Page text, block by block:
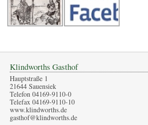
Klindworths Gasthof
Hauptstraße 1
21644 Sauensiek
Telefon 04169-9110-0
Telefax 04169-9110-10
www.klindworths.de
gasthof@klindworths.de